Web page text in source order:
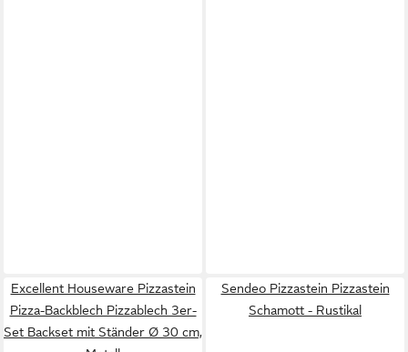
Excellent Houseware Pizzastein
Pizza-Backblech Pizzablech 3er-
Set Backset mit Ständer Ø 30 cm,
Sendeo Pizzastein Pizzastein
Schamott - Rustikal